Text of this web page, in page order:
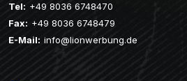
Tel: +49 8036 6748470
Fax: +49 8036 6748479
E-Mail: info@lionwerbung.de